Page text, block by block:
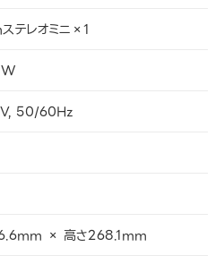
テレオミニ×1
50/60Hz
× 高さ268.1mm